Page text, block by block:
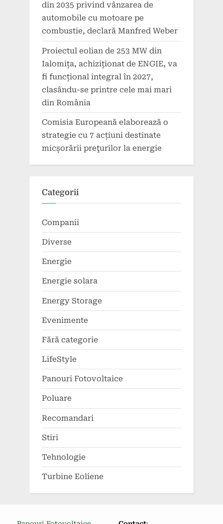
din 2035 privind vânzarea de
automobile cu motoare pe
combustie, declară Manfred Weber
Proiectul eolian de 253 MW din
Ialomița, achiziționat de ENGIE, va
fi funcțional integral în 2027,
clasându-se printre cele mai mari
din România
Comisia Europeană elaborează o
strategie cu 7 acțiuni destinate
micșorării preţurilor la energie
Categorii
Companii
Diverse
Energie
Energie solara
Energy Storage
Evenimente
Fără categorie
LifeStyle
Panouri Fotovoltaice
Poluare
Recomandari
Stiri
Tehnologie
Turbine Eoliene